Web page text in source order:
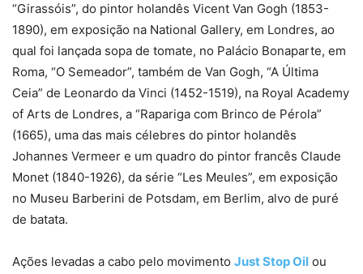
“Girassóis”, do pintor holandês Vicent Van Gogh (1853-
1890), em exposição na National Gallery, em Londres, ao
qual foi lançada sopa de tomate, no Palácio Bonaparte, em
Roma, “O Semeador”, também de Van Gogh, “A Última
Ceia” de Leonardo da Vinci (1452-1519), na Royal Academy
of Arts de Londres, a “Rapariga com Brinco de Pérola”
(1665), uma das mais célebres do pintor holandês
Johannes Vermeer e um quadro do pintor francês Claude
Monet (1840-1926), da série “Les Meules”, em exposição
no Museu Barberini de Potsdam, em Berlim, alvo de puré
de batata.
Ações levadas a cabo pelo movimento Just Stop Oil ou